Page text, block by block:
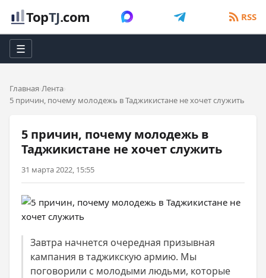
TopTJ.com RSS
☰
Главная Лента
5 причин, почему молодежь в Таджикистане не хочет служить
5 причин, почему молодежь в
Таджикистане не хочет служить
31 марта 2022, 15:55
Завтра начнется очередная призывная
кампания в таджикскую армию. Мы
поговорили с молодыми людьми, которые